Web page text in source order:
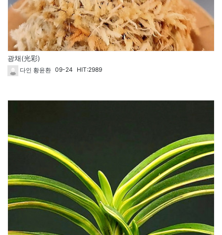
광채(光彩)
다인 황윤환 09-24 HIT:2989